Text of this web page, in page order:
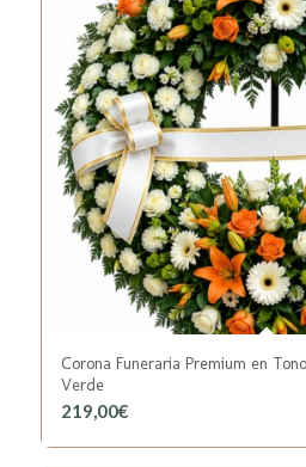
Corona Funeraria Premium en
Verde
219,00€